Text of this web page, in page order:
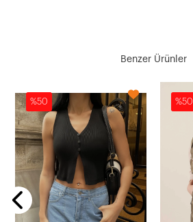
Benzer Ürünler
%50 %50